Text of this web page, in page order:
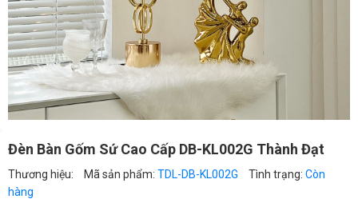
Đèn Bàn Gốm Sứ Cao Cấp DB-KL002G Thành Đạt
Thương hiệu: Mã sản phẩm: TDL-DB-KL002G Tình trạng: Còn
hàng